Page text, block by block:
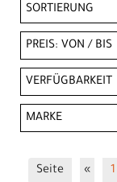
SORTIERUNG
PREIS: VON / BIS
VERFÜGBARKEIT
MARKE
Seite « 1